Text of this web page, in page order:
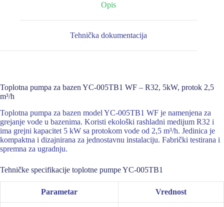
Opis
Tehnička dokumentacija
Toplotna pumpa za bazen YC-005TB1 WF – R32, 5kW, protok 2,5
m³/h
Toplotna pumpa za bazen model YC-005TB1 WF je namenjena za
grejanje vode u bazenima. Koristi ekološki rashladni medijum R32 i
ima grejni kapacitet 5 kW sa protokom vode od 2,5 m³/h. Jedinica je
kompaktna i dizajnirana za jednostavnu instalaciju. Fabrički testirana i
spremna za ugradnju.
Tehničke specifikacije toplotne pumpe YC-005TB1
Parametar Vrednost